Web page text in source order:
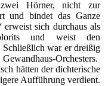
Hörner, nicht zur
und bindet das Ganze
erweist sich durchaus als
und weist den
Schließlich war er dreißig
Orchesters.
hätten der dichterische
Aufführung verdient.